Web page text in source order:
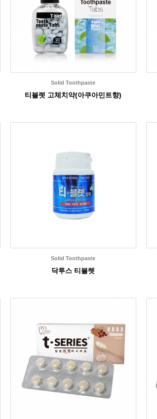
Solid Toothpaste
티블렛 고체치약(아쿠아민트향)
Solid Toothpaste
닥투스 티블렛